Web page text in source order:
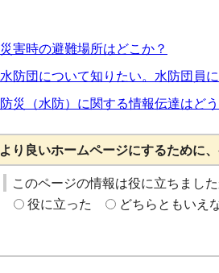
災害時の避難場所はどこか？
水防団について知りたい。水防団員に
防災（水防）に関する情報伝達はどう
より良いホームページにするために
このページの情報は役に立ちました
役に立った
どちらともいえ